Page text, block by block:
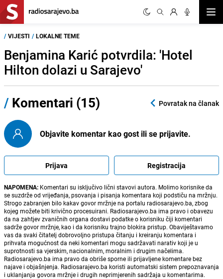
/ VIJESTI / LOKALNE TEME
Benjamina Karić potvrdila: 'Hotel
Hilton dolazi u Sarajevo'
/ Komentari (15) Povratak na članak
Objavite komentar kao gost ili se prijavite.
Prijava Registracija
NAPOMENA: Komentari su isključivo lični stavovi autora. Molimo korisnike da
se suzdrže od vrijeđanja, psovanja i pisanja komentara koji podstiču na mržnju.
Strogo zabranjen bilo kakav govor mržnje na portalu radiosarajevo.ba, zbog
kojeg možete biti krivično procesuirani. Radiosarajevo.ba ima pravo i obavezu
da na zahtjev zvaničnih organa dostavi podatke o korisniku čiji komentari
sadrže govor mržnje, kao i da korisniku trajno blokira pristup. Obaviještavamo
vas da svaki čitatelj dobrovoljno pristupa čitanju i kreiranju komentara i
prihvata mogućnost da neki komentari mogu sadržavati narativ koji je u
suprotnosti sa vjerskim, nacionalnim, moralnim i drugim načelima.
Radiosarajevo.ba ima pravo da obriše sporne ili prijavljene komentare bez
najave i objašnjenja. Radiosarajevo.ba koristi automatski sistem prepoznavanja
i uklanjanja govora mržnje i drugih neprimjerenih sadržaja u komentarima.